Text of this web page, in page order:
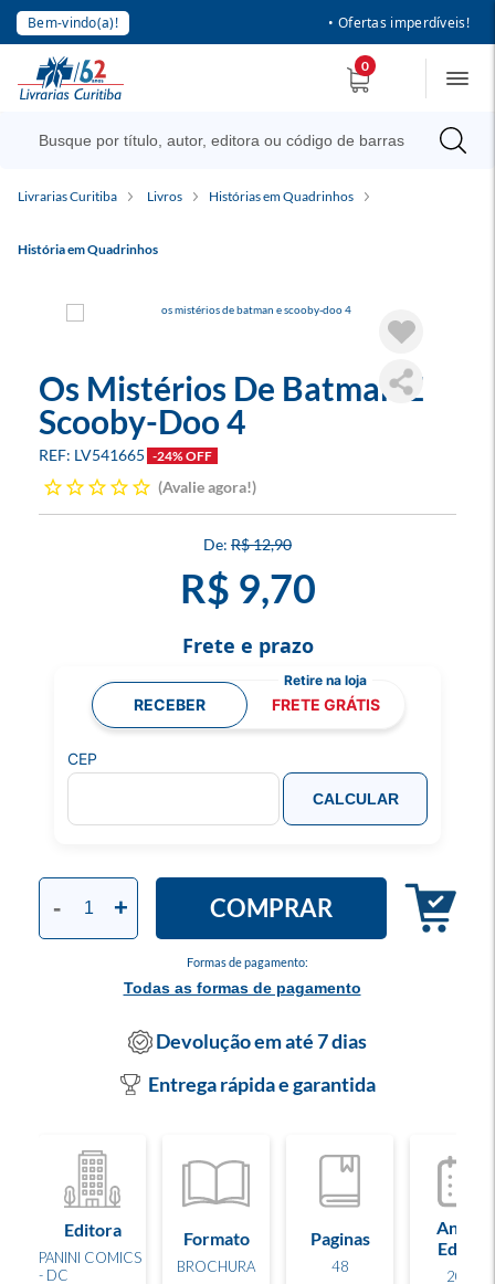
Bem-vindo(a)! • Ofertas imperdíveis!
0
Livrarias Curitiba Livros Histórias em Quadrinhos
História em Quadrinhos
Os Mistérios De Batman E
Scooby-Doo 4
LV541665 -24% OFF
Avalie agora!
R$ 12,90
R$ 9,70
Formas de pagamento:
Todas as formas de pagamento
- + COMPRAR
Frete e prazo
RECEBER FRETE GRÁTIS
CEP
CALCULAR
Devolução em até 7 dias
Entrega rápida e garantida
Editora
PANINI COMICS
- DC
Formato
BROCHURA
Paginas
48
Ano de
Edição
2025